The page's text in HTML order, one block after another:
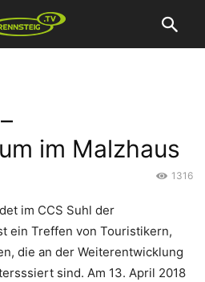
im Malzhaus
1316
im CCS Suhl der
ein Treffen von Touristikern,
die an der Weiterentwicklung
sind. Am 13. April 2018